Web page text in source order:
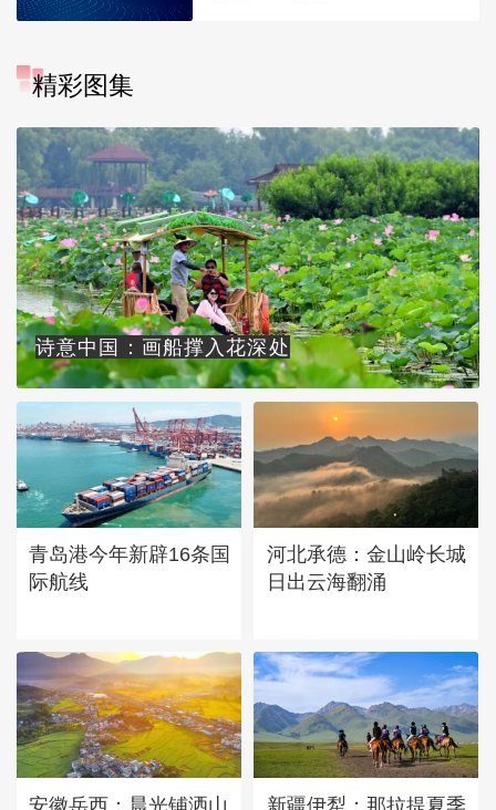
精彩图集
诗意中国：画船撑入花深处
青岛港今年新辟16条国
际航线
河北承德：金山岭长城
日出云海翻涌
安徽岳西：晨光铺洒山 新疆伊犁：那拉提夏季